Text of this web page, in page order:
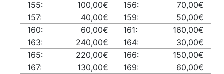
155:
100,00€ 156:
70,00€
157:
40,00€ 159:
50,00€
160:
60,00€ 161:
160,00€
163:
240,00€ 164:
30,00€
165:
220,00€ 166:
150,00€
167:
130,00€ 169:
60,00€